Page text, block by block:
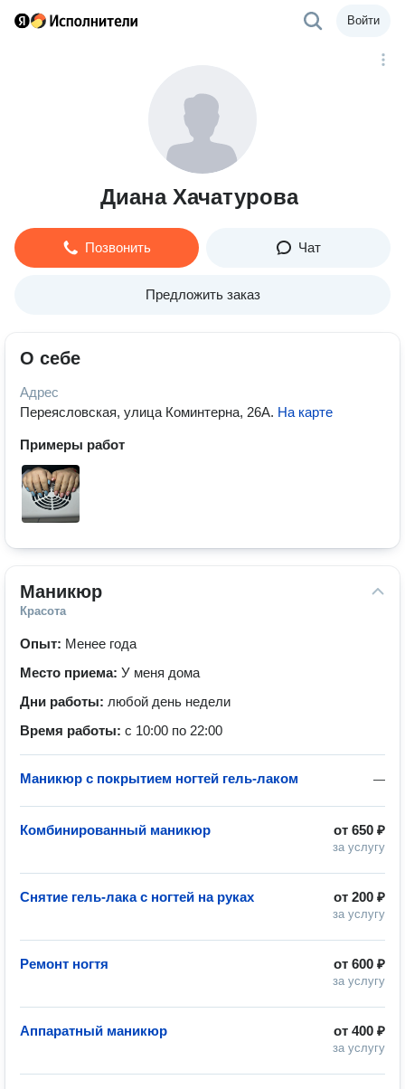
Войти
Диана Хачатурова
Позвонить Чат
Предложить заказ
О себе
Адрес
Переясловская, улица Коминтерна, 26А. На карте
Примеры работ
Маникюр
Красота
Опыт: Менее года
Место приема: У меня дома
Дни работы: любой день недели
Время работы: с 10:00 по 22:00
—
Маникюр с покрытием ногтей гель-лаком
от 650 ₽
за услугу
Комбинированный маникюр
от 200 ₽
за услугу
Снятие гель-лака с ногтей на руках
от 600 ₽
за услугу
Ремонт ногтя
от 400 ₽
за услугу
Аппаратный маникюр